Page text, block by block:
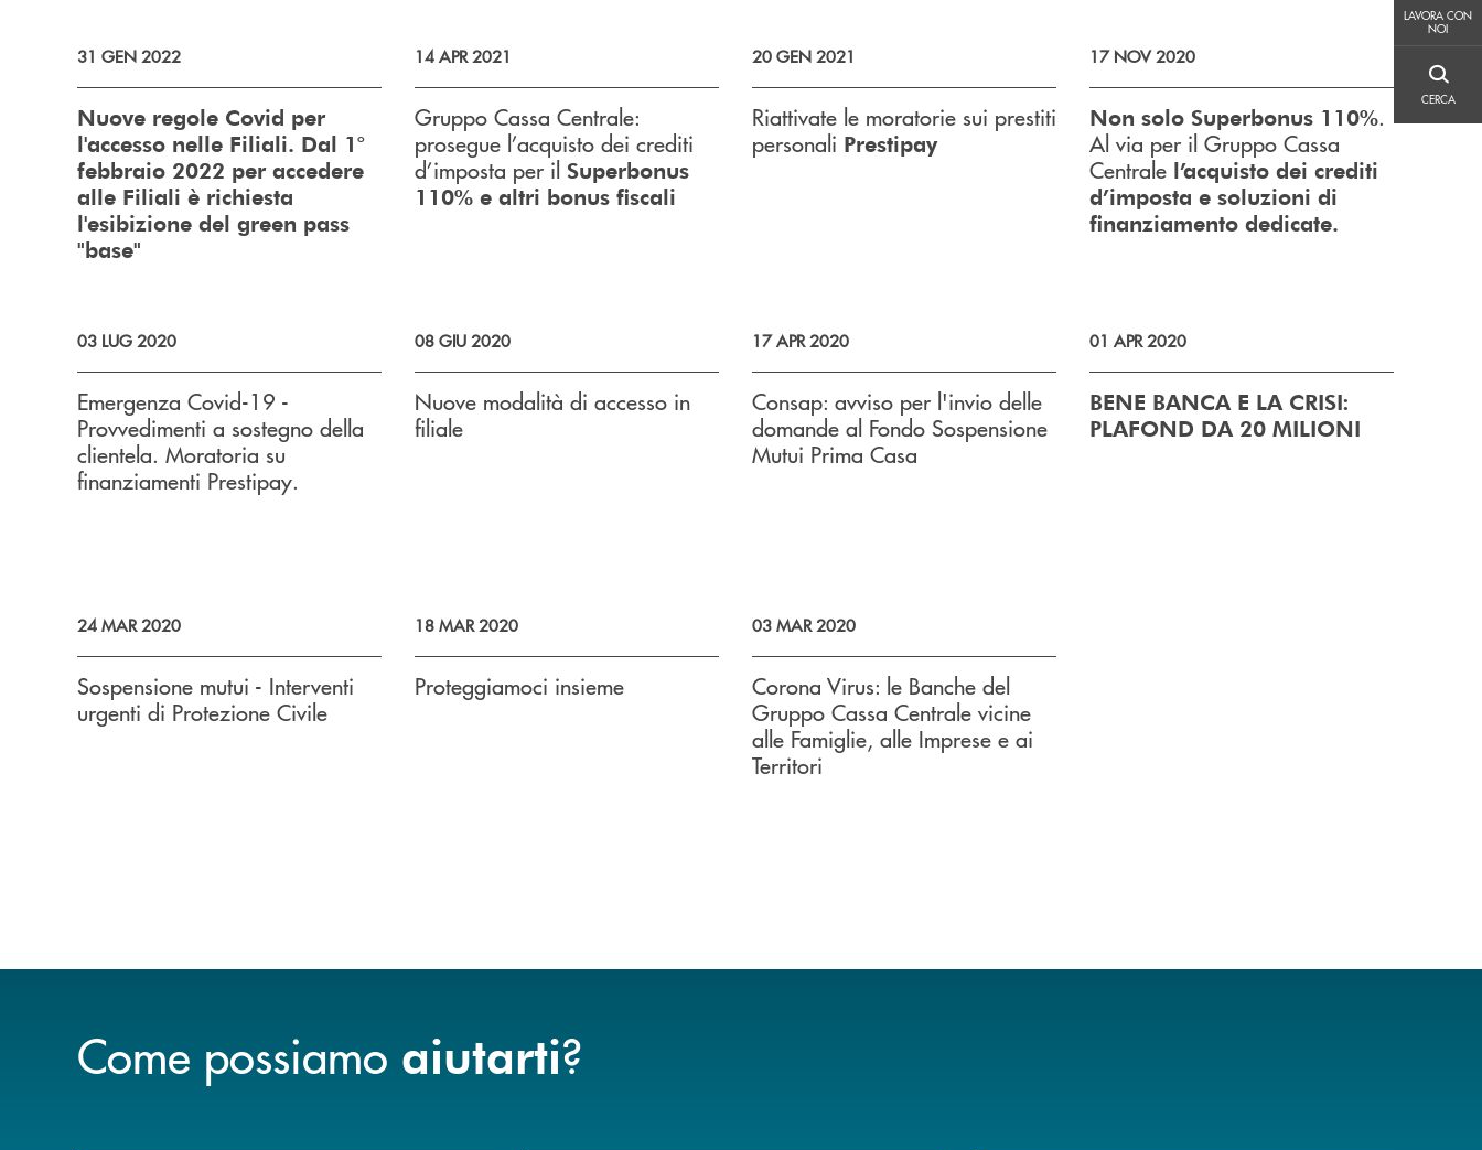
LAVORA CON
NOI
CERCA
CERCA
31 GEN 2022
Nuove regole Covid per
l'accesso nelle Filiali. Dal 1°
febbraio 2022 per accedere
alle Filiali è richiesta
l'esibizione del green pass
"base"
14 APR 2021
Gruppo Cassa Centrale:
prosegue l’acquisto dei crediti
d’imposta per il Superbonus
110% e altri bonus fiscali
20 GEN 2021
Riattivate le moratorie sui prestiti
personali Prestipay
17 NOV 2020
Non solo Superbonus 110%.
Al via per il Gruppo Cassa
Centrale l’acquisto dei crediti
d’imposta e soluzioni di
finanziamento dedicate.
03 LUG 2020
Emergenza Covid-19 -
Provvedimenti a sostegno della
clientela. Moratoria su
finanziamenti Prestipay.
08 GIU 2020
Nuove modalità di accesso in
filiale
17 APR 2020
Consap: avviso per l'invio delle
domande al Fondo Sospensione
Mutui Prima Casa
01 APR 2020
BENE BANCA E LA CRISI:
PLAFOND DA 20 MILIONI
24 MAR 2020
Sospensione mutui - Interventi
urgenti di Protezione Civile
18 MAR 2020
Proteggiamoci insieme
03 MAR 2020
Corona Virus: le Banche del
Gruppo Cassa Centrale vicine
alle Famiglie, alle Imprese e ai
Territori
Come possiamo aiutarti?